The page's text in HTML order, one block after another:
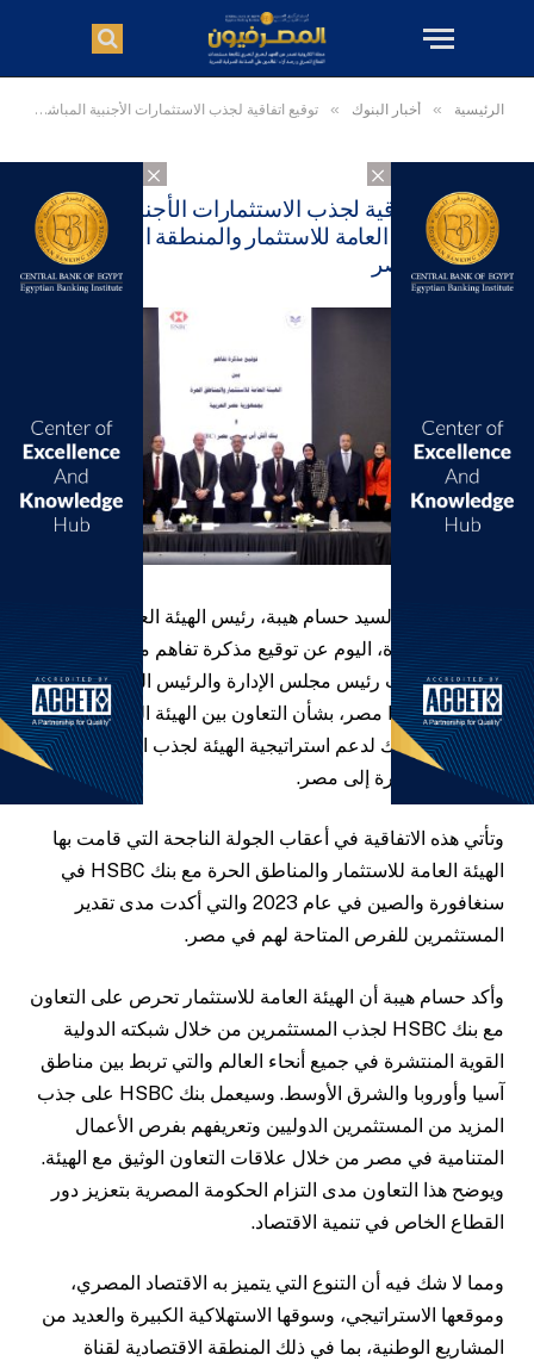
×
×
الرئيسية » أخبار البنوك » توقيع اتفاقية لجذب الاستثمارات الأجنبية المباشرة بين الهيئة العامة للاستثمار والمنطقة الحرة وبنك HSBC مصر
توقيع اتفاقية لجذب الاستثمارات الأجنبية المباشرة
بين الهيئة العامة للاستثمار والمنطقة الحرة وبنك
HSBC مصر
أعلن السيد حسام هيبة، رئيس الهيئة العامة للاستثمار
والمناطق الحرة، اليوم عن توقيع مذكرة تفاهم مع تود
ويلكوكس، نائب رئيس مجلس الإدارة والرئيس التنفيذي بالنيابة
عن بنك HSBC مصر، بشأن التعاون بين الهيئة العامة
للاستثمار والبنك لدعم استراتيجية الهيئة لجذب الاستثمارات
الأجنبية المباشرة إلى مصر.
وتأتي هذه الاتفاقية في أعقاب الجولة الناجحة التي قامت بها
الهيئة العامة للاستثمار والمناطق الحرة مع بنك HSBC في
سنغافورة والصين في عام 2023 والتي أكدت مدى تقدير
المستثمرين للفرص المتاحة لهم في مصر.
وأكد حسام هيبة أن الهيئة العامة للاستثمار تحرص على التعاون
مع بنك HSBC لجذب المستثمرين من خلال شبكته الدولية
القوية المنتشرة في جميع أنحاء العالم والتي تربط بين مناطق
آسيا وأوروبا والشرق الأوسط. وسيعمل بنك HSBC على جذب
المزيد من المستثمرين الدوليين وتعريفهم بفرص الأعمال
المتنامية في مصر من خلال علاقات التعاون الوثيق مع الهيئة.
ويوضح هذا التعاون مدى التزام الحكومة المصرية بتعزيز دور
القطاع الخاص في تنمية الاقتصاد.
ومما لا شك فيه أن التنوع التي يتميز به الاقتصاد المصري،
وموقعها الاستراتيجي، وسوقها الاستهلاكية الكبيرة والعديد من
المشاريع الوطنية، بما في ذلك المنطقة الاقتصادية لقناة